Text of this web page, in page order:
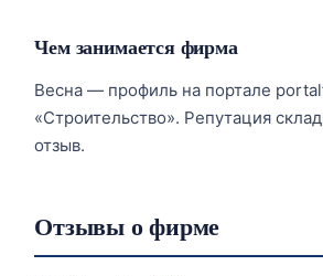
Чем занимается фирма
Весна — профиль на портале
«Строительство». Репутация
отзыв.
Отзывы о фирме